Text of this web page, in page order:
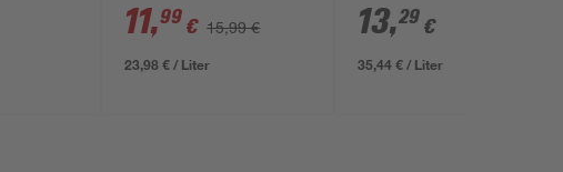
seidenmatt 500 ml
11,99 € 15,99 €
23,98 € / Liter
tiefschwarz
seidenmatt 375 ml
13,29 €
35,44 € / Liter